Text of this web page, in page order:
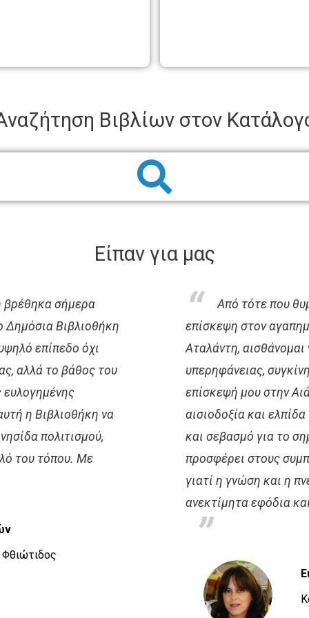
Βιβλίων στον
Είπαν για μας
βρέθηκα σήμερα
Δημόσια Βιβλιοθήκη
επίπεδο όχι
αλλά το βάθος του
ευλογημένης
η Βιβλιοθήκη να
πολιτισμού,
του τόπου. Με
Από τότε που
επίσκεψη στον
Αταλάντη,
υπερηφάνειας,
επίσκεψή μου στην
αισιοδοξία και
και σεβασμό για το
προσφέρει στους
γιατί η γνώση και η
ανεκτίμητα εφόδια